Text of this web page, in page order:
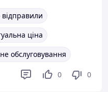
ціна
обслуговування
0 0